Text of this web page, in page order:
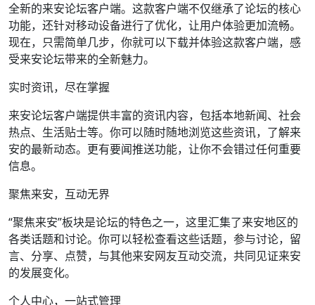
全新的来安论坛客户端。这款客户端不仅继承了论坛的核心
功能，还针对移动设备进行了优化，让用户体验更加流畅。
现在，只需简单几步，你就可以下载并体验这款客户端，感
受来安论坛带来的全新魅力。
实时资讯，尽在掌握
来安论坛客户端提供丰富的资讯内容，包括本地新闻、社会
热点、生活贴士等。你可以随时随地浏览这些资讯，了解来
安的最新动态。更有要闻推送功能，让你不会错过任何重要
信息。
聚焦来安，互动无界
“聚焦来安”板块是论坛的特色之一，这里汇集了来安地区的
各类话题和讨论。你可以轻松查看这些话题，参与讨论，留
言、分享、点赞，与其他来安网友互动交流，共同见证来安
的发展变化。
个人中心，一站式管理